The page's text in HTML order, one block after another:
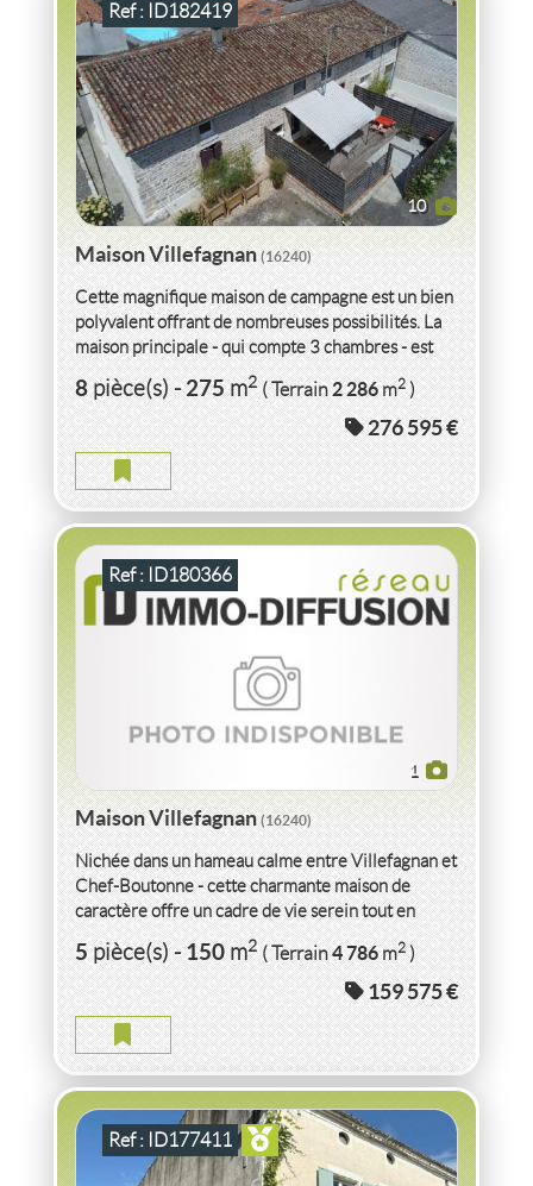
10
Ref : ID182419
Maison Villefagnan(16240)
Cette magnifique maison de campagne est un bien
polyvalent offrant de nombreuses possibilités. La
maison principale - qui compte 3 chambres - est
actuellement aménagée...
8pièce(s)-275m2 ( Terrain2 286m2)
276 595 €
1
Ref : ID180366
VENTEMAISON VILLEFAGNAN(16240)
MAISON VILLEFAGNAN
5pièce(s)-150m2 ( Terrain4 786m2)
Maison Villefagnan(16240)
Nichée dans un hameau calme entre Villefagnan et
Chef-Boutonne - cette charmante maison de
caractère offre un cadre de vie serein tout en
restant idéalement située.La...
5pièce(s)-150m2 ( Terrain4 786m2)
159 575 €
Ref : ID177411
VENTEMAISON VILLEFAGNAN(16240)
MAISON VILLEFAGNAN
3pièce(s)-90m2 ( Terrain1 579m2)